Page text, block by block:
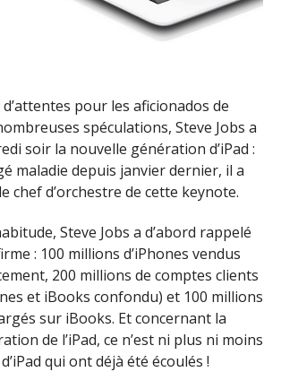
pour les aficionados de
spéculations, Steve Jobs a
soir la nouvelle génération d’iPad :
maladie depuis janvier dernier, il a
chef d’orchestre de cette keynote.
Steve Jobs a d’abord rappelé
: 100 millions d’iPhones vendus
200 millions de comptes clients
et iBooks confondu) et 100 millions
sur iBooks. Et concernant la
de l’iPad, ce n’est ni plus ni moins
qui ont déjà été écoulés !